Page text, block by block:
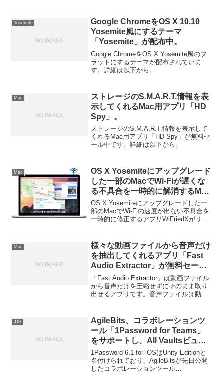
Yosemite
Google ChromeをOS X 10.10
Yosemite風にするテーマ
「Yosemite」が配布中。
Google ChromeをOS X Yosemite風のフ
ラットにするテーマが配布されていま
す。詳細は以下から。
Mac
ストレージのS.M.A.R.T.情報を表
示してくれるMac用アプリ「HD
Spy」。
ストレージのS.M.A.R.T.情報を表示して
くれるMac用アプリ「HD Spy」が無料セ
ール中です。詳細は以下から。
Mac
OS X Yosemiteにアップグレード
した一部のMacでWi-Fiが遅くな
る不具合を一時的に解消するMac
用アプリ「WiFriedX」が公開。
OS X Yosemiteにアップグレードした一
部のMacでWi-Fiの速度が出ない不具合を
一時的に修正するアプリWiFriedXがリリ
Mac
様々な動画ファイルから音声だけ
を抽出してくれるアプリ「Fast
Audio Extractor」が無料セール
中
「Fast Audio Extractor」は動画ファイル
から音声だけを圧縮せずにそのまま取り
出せるアプリです。音声ファイルは動画
ASF,AVI,AVS,DivX,FLV,ISO,MKV,MOV,
MP4,MPEG-1,MPEG-2,MPEG-TS,SWF
など様々な動画ファイルをサポートして
います。詳細は以下から。
iOS
AgileBits、コラボレーションツ
ール「1Password for Teams」
をサポートし、All Vaultsビュー
機能を搭載した「1Password 6.1
for iOS」をリリース。
1Password 6.1 for iOSはUnity Editionと
名付けられており、AgileBitsが先日公開
したコラボレーションツール